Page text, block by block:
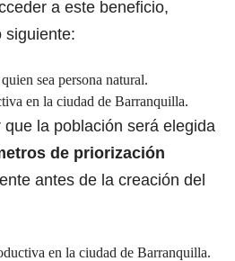
a este beneficio,
siguiente:
sea persona natural.
en la ciudad de Barranquilla.
la población será elegida
de priorización
antes de la creación del
en la ciudad de Barranquilla.